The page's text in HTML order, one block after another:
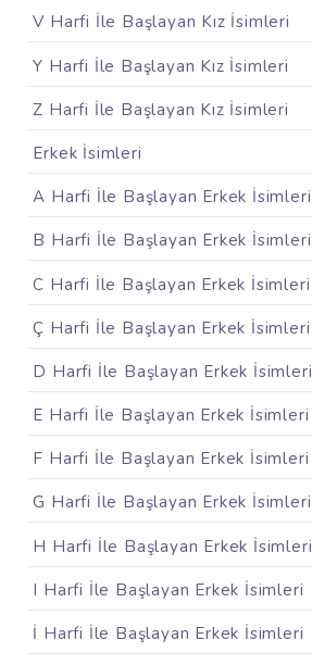
V Harfi İle Başlayan Kız İsimleri
Y Harfi İle Başlayan Kız İsimleri
Z Harfi İle Başlayan Kız İsimleri
Erkek İsimleri
A Harfi İle Başlayan Erkek İsimleri
B Harfi İle Başlayan Erkek İsimleri
C Harfi İle Başlayan Erkek İsimleri
Ç Harfi İle Başlayan Erkek İsimleri
D Harfi İle Başlayan Erkek İsimleri
E Harfi İle Başlayan Erkek İsimleri
F Harfi İle Başlayan Erkek İsimleri
G Harfi İle Başlayan Erkek İsimleri
H Harfi İle Başlayan Erkek İsimleri
I Harfi İle Başlayan Erkek İsimleri
İ Harfi İle Başlayan Erkek İsimleri